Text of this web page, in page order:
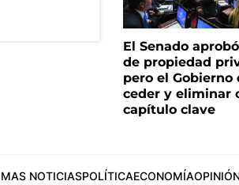
El Senado
de propiedad
pero el Gobierno
ceder y eliminar
capítulo clave
NOTICIASPOLÍTICAECONOMÍA